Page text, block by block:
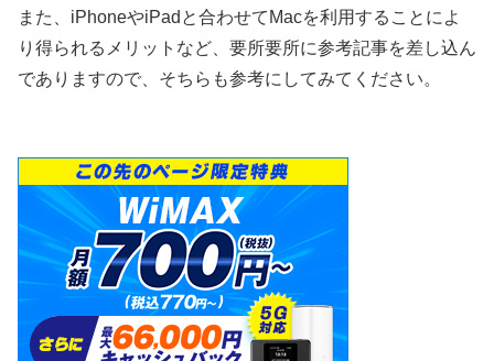
また、iPhoneやiPadと合わせてMacを利用することによ
り得られるメリットなど、要所要所に参考記事を差し込ん
でありますので、そちらも参考にしてみてください。